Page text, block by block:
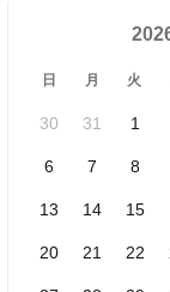
日 月 火
30 31 1
6 7 8
13 14 15
20 21 22